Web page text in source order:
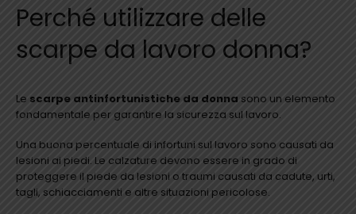
Perché utilizzare delle
scarpe da lavoro donna?
Le scarpe antinfortunistiche da donna sono un elemento
fondamentale per garantire la sicurezza sul lavoro.
Una buona percentuale di infortuni sul lavoro sono causati da
lesioni ai piedi. Le calzature devono essere in grado di
proteggere il piede da lesioni o traumi causati da cadute, urti,
tagli, schiacciamenti e altre situazioni pericolose.